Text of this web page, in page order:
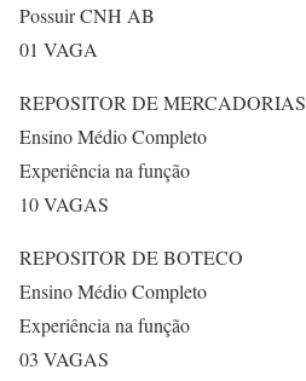
Possuir CNH AB
01 VAGA
REPOSITOR DE MERCADORIAS
Ensino Médio Completo
Experiência na função
10 VAGAS
REPOSITOR DE BOTECO
Ensino Médio Completo
Experiência na função
03 VAGAS